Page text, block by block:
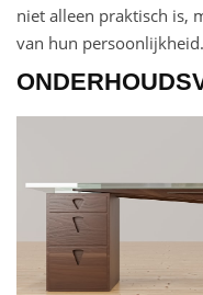
niet alleen praktisch is,
van hun persoonlijkheid.